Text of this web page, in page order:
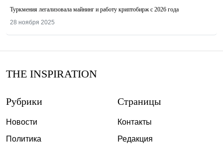
Туркмения легализовала майнинг и работу криптобирж с 2026 года
28 ноября 2025
THE INSPIRATION
Рубрики
Новости
Политика
Страницы
Контакты
Редакция